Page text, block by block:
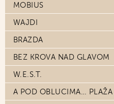
MOBIUS
WAJDI
BRAZDA
BEZ KROVA NAD GLAVOM
W.E.S.T.
A POD OBLUCIMA… PLAŽA